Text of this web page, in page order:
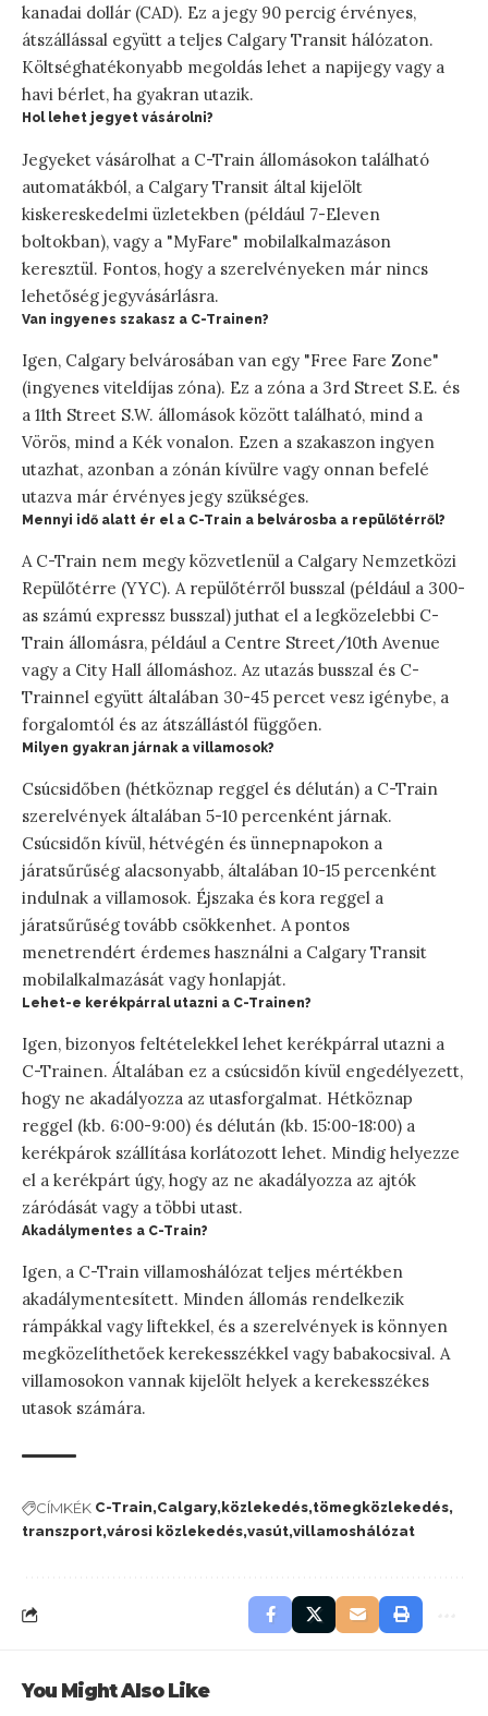
kanadai dollár (CAD). Ez a jegy 90 percig érvényes,
átszállással együtt a teljes Calgary Transit hálózaton.
Költséghatékonyabb megoldás lehet a napijegy vagy a
havi bérlet, ha gyakran utazik.
Hol lehet jegyet vásárolni?
Jegyeket vásárolhat a C-Train állomásokon található
automatákból, a Calgary Transit által kijelölt
kiskereskedelmi üzletekben (például 7-Eleven
boltokban), vagy a "MyFare" mobilalkalmazáson
keresztül. Fontos, hogy a szerelvényeken már nincs
lehetőség jegyvásárlásra.
Van ingyenes szakasz a C-Trainen?
Igen, Calgary belvárosában van egy "Free Fare Zone"
(ingyenes viteldíjas zóna). Ez a zóna a 3rd Street S.E. és
a 11th Street S.W. állomások között található, mind a
Vörös, mind a Kék vonalon. Ezen a szakaszon ingyen
utazhat, azonban a zónán kívülre vagy onnan befelé
utazva már érvényes jegy szükséges.
Mennyi idő alatt ér el a C-Train a belvárosba a repülőtérről?
A C-Train nem megy közvetlenül a Calgary Nemzetközi
Repülőtérre (YYC). A repülőtérről busszal (például a 300-
as számú expressz busszal) juthat el a legközelebbi C-
Train állomásra, például a Centre Street/10th Avenue
vagy a City Hall állomáshoz. Az utazás busszal és C-
Trainnel együtt általában 30-45 percet vesz igénybe, a
forgalomtól és az átszállástól függően.
Milyen gyakran járnak a villamosok?
Csúcsidőben (hétköznap reggel és délután) a C-Train
szerelvények általában 5-10 percenként járnak.
Csúcsidőn kívül, hétvégén és ünnepnapokon a
járatsűrűség alacsonyabb, általában 10-15 percenként
indulnak a villamosok. Éjszaka és kora reggel a
járatsűrűség tovább csökkenhet. A pontos
menetrendért érdemes használni a Calgary Transit
mobilalkalmazását vagy honlapját.
Lehet-e kerékpárral utazni a C-Trainen?
Igen, bizonyos feltételekkel lehet kerékpárral utazni a
C-Trainen. Általában ez a csúcsidőn kívül engedélyezett,
hogy ne akadályozza az utasforgalmat. Hétköznap
reggel (kb. 6:00-9:00) és délután (kb. 15:00-18:00) a
kerékpárok szállítása korlátozott lehet. Mindig helyezze
el a kerékpárt úgy, hogy az ne akadályozza az ajtók
záródását vagy a többi utast.
Akadálymentes a C-Train?
Igen, a C-Train villamoshálózat teljes mértékben
akadálymentesített. Minden állomás rendelkezik
rámpákkal vagy liftekkel, és a szerelvények is könnyen
megközelíthetőek kerekesszékkel vagy babakocsival. A
villamosokon vannak kijelölt helyek a kerekesszékes
utasok számára.
CÍMKÉK C-Train Calgary közlekedés tömegközlekedés
transzport városi közlekedés vasút villamoshálózat
You Might Also Like